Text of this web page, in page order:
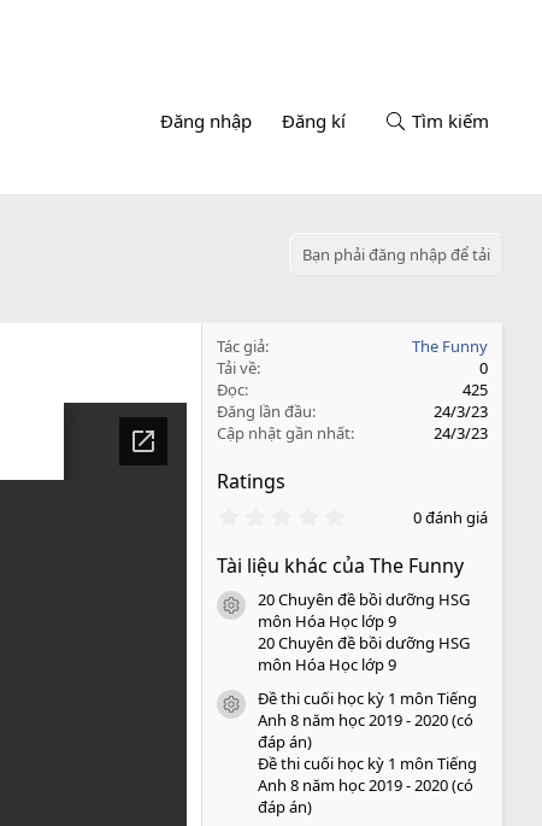
Đăng nhập Đăng kí Tìm kiếm
Bạn phải đăng nhập để tải
Tác giả
The Funny
Tải về
0
Đọc
425
Đăng lần đầu
24/3/23
Cập nhật gần nhất
24/3/23
Ratings
0
0
s
a
o
0 đánh giá
Tài liệu khác của The Funny
icon tài liệu
20 Chuyên đề bồi dưỡng HSG
môn Hóa Học lớp 9
20 Chuyên đề bồi dưỡng HSG
môn Hóa Học lớp 9
icon tài liệu
Đề thi cuối học kỳ 1 môn Tiếng
Anh 8 năm học 2019 - 2020 (có
đáp án)
Đề thi cuối học kỳ 1 môn Tiếng
Anh 8 năm học 2019 - 2020 (có
đáp án)